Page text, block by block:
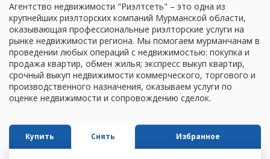
Агентство недвижимости "Риэлтсеть" – это одна из
крупнейших риэлторских компаний Мурманской области,
оказывающая профессиональные риэлторские услуги на
рынке недвижимости региона. Мы помогаем мурманчанам в
проведении любых операций с недвижимостью: покупка и
продажа квартир, обмен жилья; экспресс выкуп квартир,
срочный выкуп недвижимости коммерческого, торгового и
производственного назначения, оказываем услуги по
оценке недвижимости и сопровождению сделок.
Купить Снять Избранное